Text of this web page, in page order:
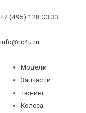
+7 (495) 128 03 33
info@rc4u.ru
Модели
Запчасти
Тюнинг
Колеса